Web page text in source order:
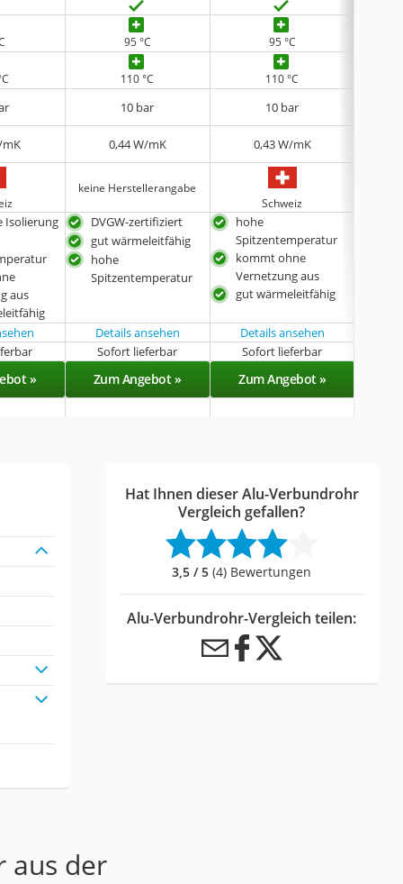
95 °C 95 °C
110 °C 110 °C
10 bar
10 bar
mK 0,44 W/mK 0,43 W/mK
keine Herstellerangabe
Schweiz
Isolierung
aus
DVGW-zertifiziert
gut wärmeleitfähig
hohe
Spitzentemperatur
hohe
Spitzentemperatur
kommt ohne
Vernetzung aus
gut wärmeleitfähig
Details ansehen Details ansehen
Sofort lieferbar Sofort lieferbar
» Zum Angebot » Zum Angebot »
Hat Ihnen dieser Alu-Verbundrohr
Vergleich gefallen?
3,5 / 5 (4) Bewertungen
Alu-Verbundrohr-Vergleich teilen:
aus der